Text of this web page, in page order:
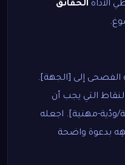
الأداة الحقائق
الفصحى إلى [الجهة].
التي يجب أن
[رسمية/ودّية-مهنية]. اجعله
أسطر) وأنهِه بدعوة واضحة